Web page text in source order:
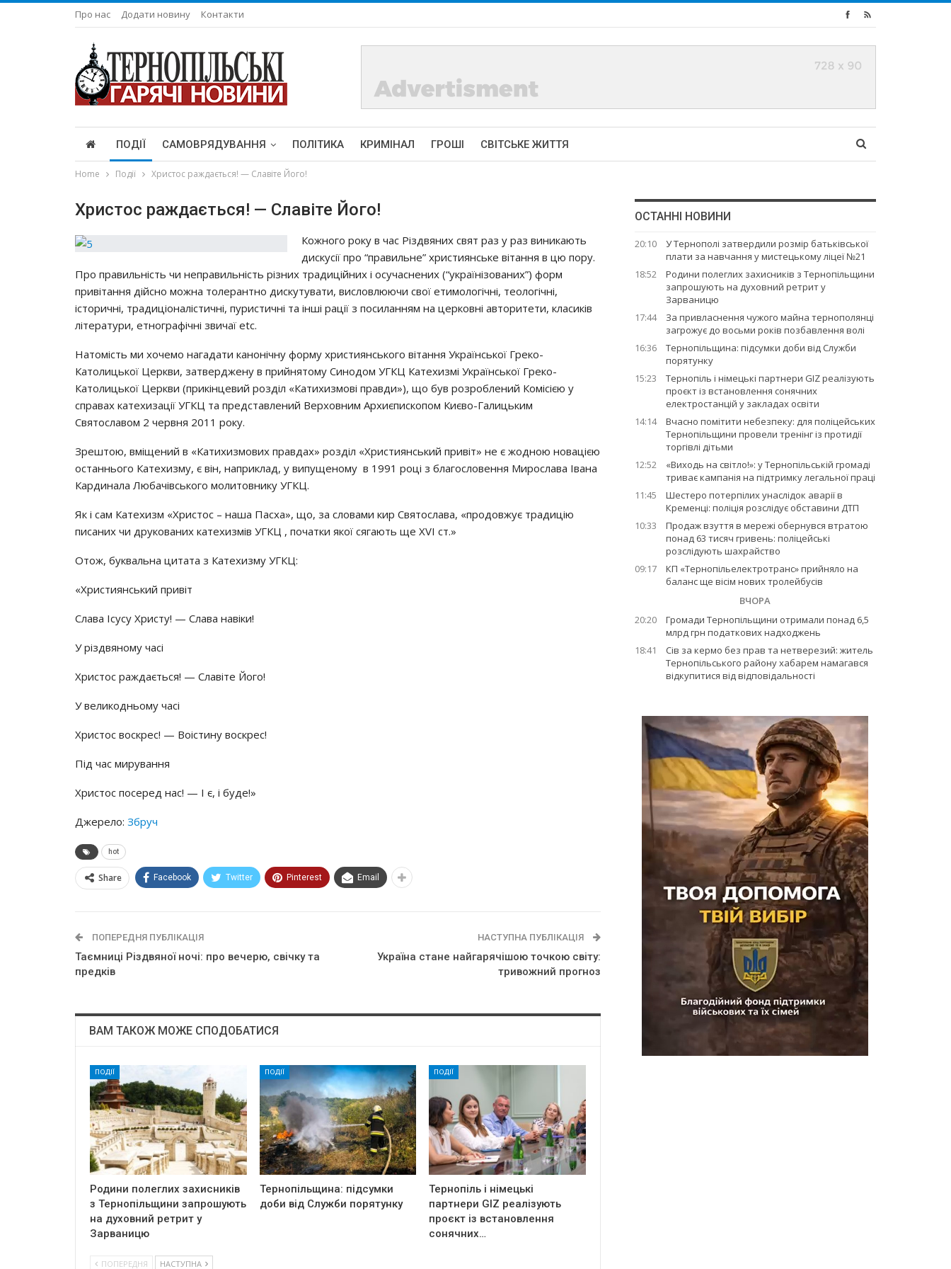
Про нас Додати новину Контакти
ПОДІЇ САМОВРЯДУВАННЯ ПОЛІТИКА КРИМІНАЛ ГРОШІ СВІТСЬКЕ ЖИТТЯ
Home Події Христос раждається! — Славіте Його!
Христос раждається! — Славіте Його!
Кожного року в час Різдвяних свят раз у раз виникають
дискусії про “правильне” християнське вітання в цю пору.
Про правильність чи неправильність різних традиційних і осучаснених (“українізованих”) форм
привітання дійсно можна толерантно дискутувати, висловлюючи свої етимологічні, теологічні,
історичні, традиціоналістичні, пуристичні та інші рації з посиланням на церковні авторитети, класиків
літератури, етнографічні звичаї etc.
Натомість ми хочемо нагадати канонічну форму християнського вітання Української Греко-
Католицької Церкви, затверджену в прийнятому Синодом УГКЦ Катехизмі Української Греко-
Католицької Церкви (прикінцевий розділ «Катихизмові правди»), що був розроблений Комісією у
справах катехизації УГКЦ та представлений Верховним Архиєпископом Києво-Галицьким
Святославом 2 червня 2011 року.
Зрештою, вміщений в «Катихизмових правдах» розділ «Християнський привіт» не є жодною новацією
останнього Катехизму, є він, наприклад, у випущеному в 1991 році з благословення Мирослава Івана
Кардинала Любачівського молитовнику УГКЦ.
Як і сам Катехизм «Христос – наша Пасха», що, за словами кир Святослава, «продовжує традицію
писаних чи друкованих катехизмів УГКЦ , початки якої сягають ще ХVI ст.»
Отож, буквальна цитата з Катехизму УГКЦ:
«Християнський привіт
Слава Ісусу Христу! — Слава навіки!
У різдвяному часі
Христос раждається! — Славіте Його!
У великодньому часі
Христос воскрес! — Воістину воскрес!
Під час мирування
Христос посеред нас! — І є, і буде!»
Джерело: Збруч
hot
Share Facebook Twitter Pinterest Email
ПОПЕРЕДНЯ ПУБЛІКАЦІЯ
Таємниці Різдвяної ночі: про вечерю, свічку та
предків
НАСТУПНА ПУБЛІКАЦІЯ
Україна стане найгарячішою точкою світу:
тривожний прогноз
ВАМ ТАКОЖ МОЖЕ СПОДОБАТИСЯ
ПОДІЇ
Родини полеглих захисників
з Тернопільщини запрошують
на духовний ретрит у
Зарваницю
ПОДІЇ
Тернопільщина: підсумки
доби від Служби порятунку
ПОДІЇ
Тернопіль і німецькі
партнери GIZ реалізують
проєкт із встановлення
сонячних…
ПОПЕРЕДНЯ НАСТУПНА
ОСТАННІ НОВИНИ
20:10
У Тернополі затвердили розмір батьківської
плати за навчання у мистецькому ліцеї №21
18:52
Родини полеглих захисників з Тернопільщини
запрошують на духовний ретрит у
Зарваницю
17:44
За привласнення чужого майна тернополянці
загрожує до восьми років позбавлення волі
16:36
Тернопільщина: підсумки доби від Служби
порятунку
15:23
Тернопіль і німецькі партнери GIZ реалізують
проєкт із встановлення сонячних
електростанцій у закладах освіти
14:14
Вчасно помітити небезпеку: для поліцейських
Тернопільщини провели тренінг із протидії
торгівлі дітьми
12:52
«Виходь на світло!»: у Тернопільській громаді
триває кампанія на підтримку легальної праці
11:45
Шестеро потерпілих унаслідок аварії в
Кременці: поліція розслідує обставини ДТП
10:33
Продаж взуття в мережі обернувся втратою
понад 63 тисяч гривень: поліцейські
розслідують шахрайство
09:17
КП «Тернопільелектротранс» прийняло на
баланс ще вісім нових тролейбусів
ВЧОРА
20:20
Громади Тернопільщини отримали понад 6,5
млрд грн податкових надходжень
18:41
Сів за кермо без прав та нетверезий: житель
Тернопільського району хабарем намагався
відкупитися від відповідальності